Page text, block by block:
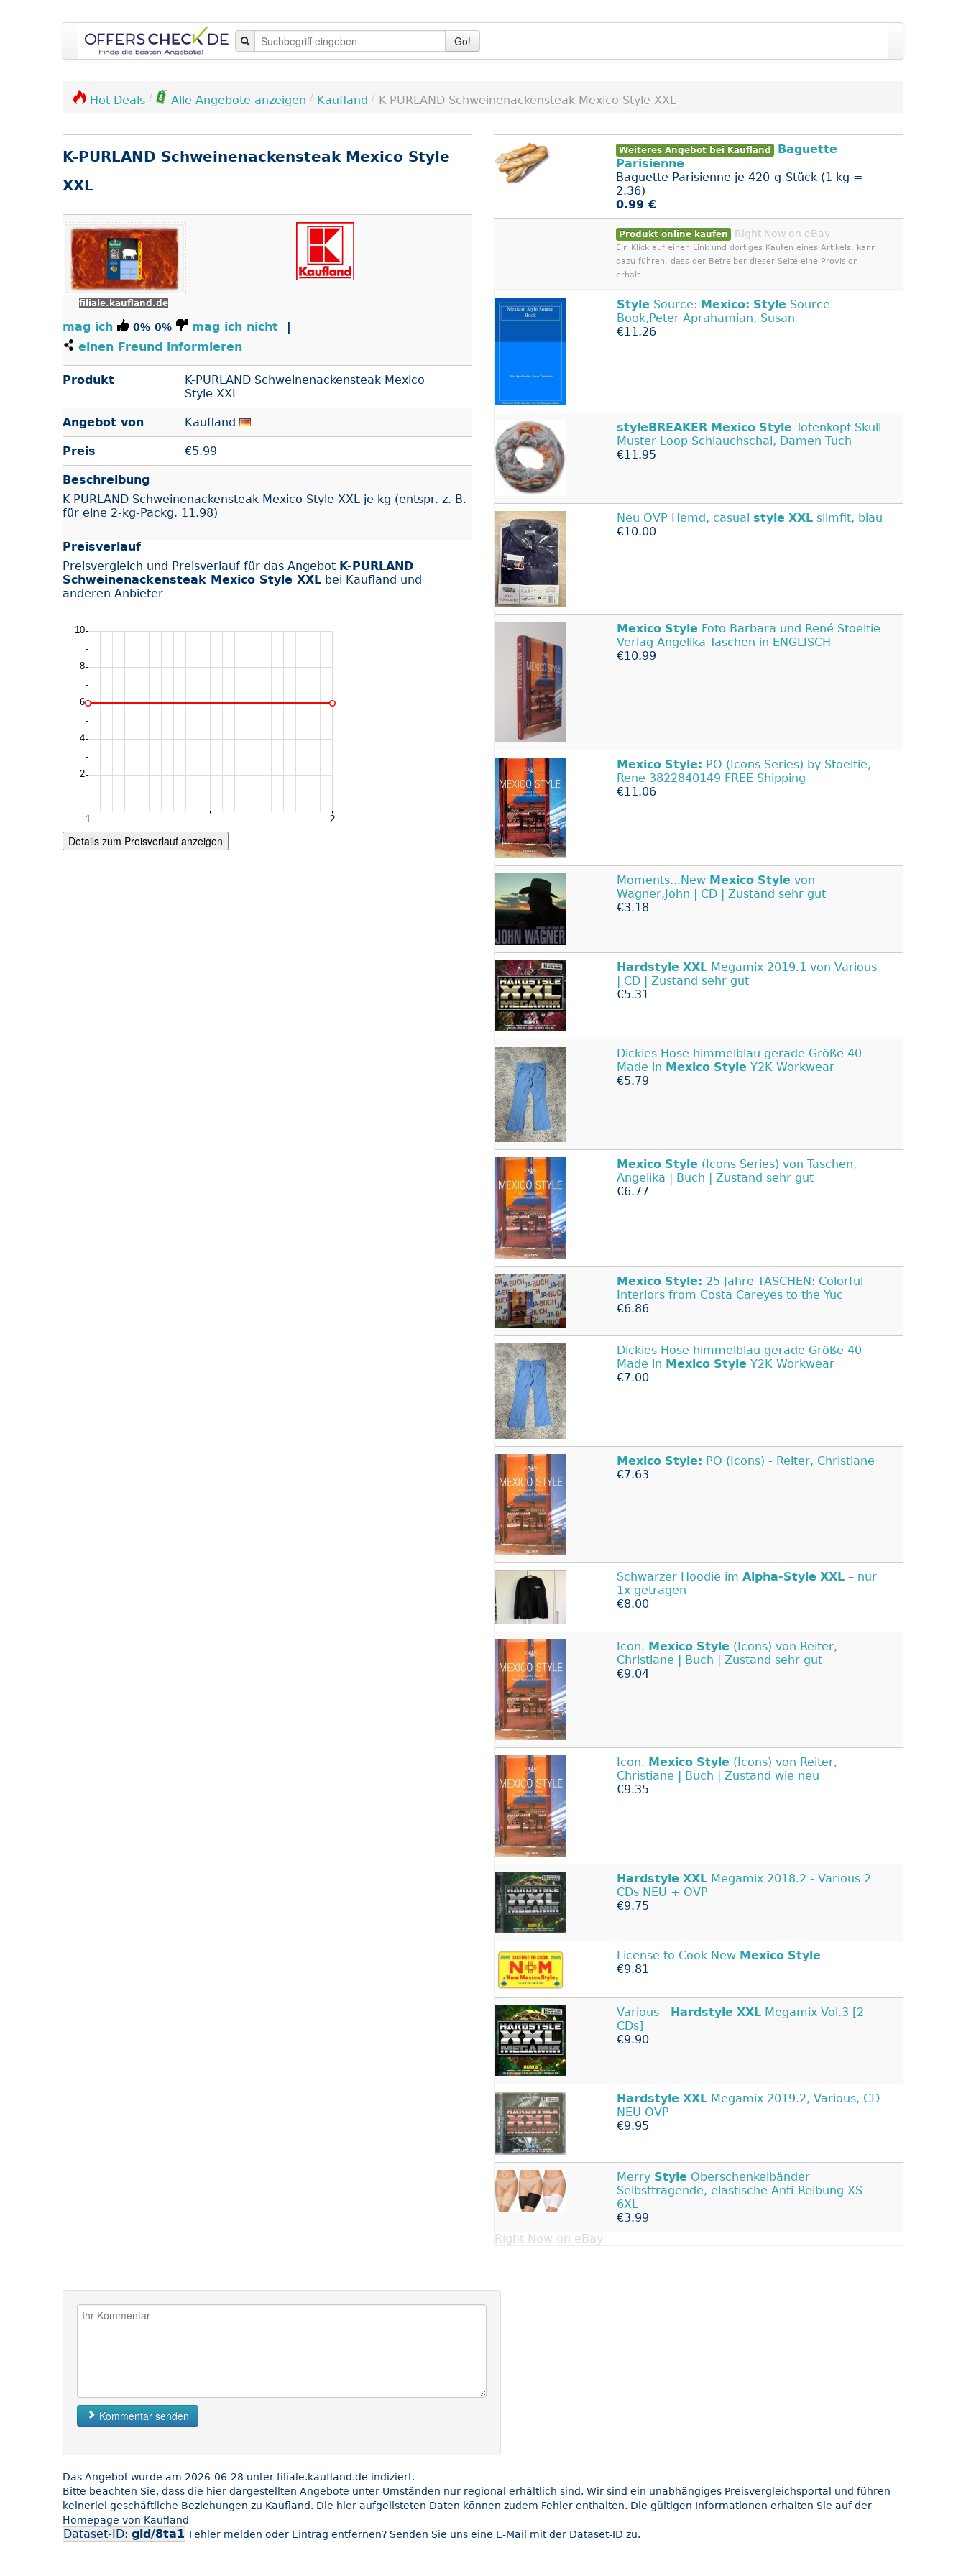
Go!
Hot Deals / Alle Angebote anzeigen / Kaufland / K-PURLAND Schweinenackensteak Mexico Style XXL
K-PURLAND Schweinenackensteak Mexico Style
XXL
filiale.kaufland.de
mag ich 0% 0% mag ich nicht
|
einen Freund informieren
Produkt
K-PURLAND Schweinenackensteak Mexico
Style XXL
Angebot von Kaufland
Preis €5.99
Beschreibung
K-PURLAND Schweinenackensteak Mexico Style XXL je kg (entspr. z. B.
für eine 2-kg-Packg. 11.98)
Preisverlauf
Preisvergleich und Preisverlauf für das Angebot K-PURLAND
Schweinenackensteak Mexico Style XXL bei Kaufland und
anderen Anbieter
Details zum Preisverlauf anzeigen
Weiteres Angebot bei Kaufland
Baguette
Parisienne
Baguette Parisienne je 420-g-Stück (1 kg =
2.36)
0.99 €
Produkt online kaufen Right Now on eBay
Ein Klick auf einen Link und dortiges Kaufen eines Artikels, kann
dazu führen, dass der Betreiber dieser Seite eine Provision
erhält.
Style Source: Mexico: Style Source
Book,Peter Aprahamian, Susan
€11.26
styleBREAKER Mexico Style Totenkopf Skull
Muster Loop Schlauchschal, Damen Tuch
€11.95
Neu OVP Hemd, casual style XXL slimfit, blau
€10.00
Mexico Style Foto Barbara und René Stoeltie
Verlag Angelika Taschen in ENGLISCH
€10.99
Mexico Style: PO (Icons Series) by Stoeltie,
Rene 3822840149 FREE Shipping
€11.06
Moments...New Mexico Style von
Wagner,John | CD | Zustand sehr gut
€3.18
Hardstyle XXL Megamix 2019.1 von Various
| CD | Zustand sehr gut
€5.31
Dickies Hose himmelblau gerade Größe 40
Made in Mexico Style Y2K Workwear
€5.79
Mexico Style (Icons Series) von Taschen,
Angelika | Buch | Zustand sehr gut
€6.77
Mexico Style: 25 Jahre TASCHEN: Colorful
Interiors from Costa Careyes to the Yuc
€6.86
Dickies Hose himmelblau gerade Größe 40
Made in Mexico Style Y2K Workwear
€7.00
Mexico Style: PO (Icons) - Reiter, Christiane
€7.63
Schwarzer Hoodie im Alpha-Style XXL – nur
1x getragen
€8.00
Icon. Mexico Style (Icons) von Reiter,
Christiane | Buch | Zustand sehr gut
€9.04
Icon. Mexico Style (Icons) von Reiter,
Christiane | Buch | Zustand wie neu
€9.35
Hardstyle XXL Megamix 2018.2 - Various 2
CDs NEU + OVP
€9.75
License to Cook New Mexico Style
€9.81
Various - Hardstyle XXL Megamix Vol.3 [2
CDs]
€9.90
Hardstyle XXL Megamix 2019.2, Various, CD
NEU OVP
€9.95
Merry Style Oberschenkelbänder
Selbsttragende, elastische Anti-Reibung XS-
6XL
€3.99
Right Now on eBay
Kommentar senden
Das Angebot wurde am 2026-06-28 unter filiale.kaufland.de indiziert.
Bitte beachten Sie, dass die hier dargestellten Angebote unter Umständen nur regional erhältlich sind. Wir sind ein unabhängiges Preisvergleichsportal und führen
keinerlei geschäftliche Beziehungen zu Kaufland. Die hier aufgelisteten Daten können zudem Fehler enthalten. Die gültigen Informationen erhalten Sie auf der
Homepage von Kaufland
Dataset-ID: gid/8ta1 Fehler melden oder Eintrag entfernen? Senden Sie uns eine E-Mail mit der Dataset-ID zu.